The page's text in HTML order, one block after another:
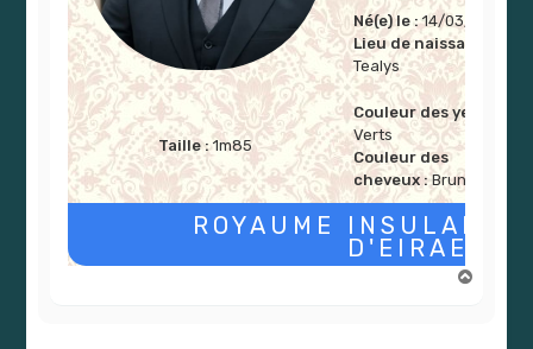
Né(e) le :14/03/1990
Lieu de naissance :
Tealys
Taille :1m85
Couleur des yeux :
Verts
Couleur des
cheveux :Bruns
ROYAUME INSULAIRE
D'EIRAEN